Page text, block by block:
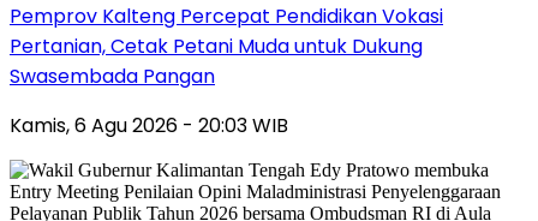
Pemprov Kalteng Percepat Pendidikan Vokasi
Pertanian, Cetak Petani Muda untuk Dukung
Swasembada Pangan
Kamis, 6 Agu 2026 - 20:03 WIB